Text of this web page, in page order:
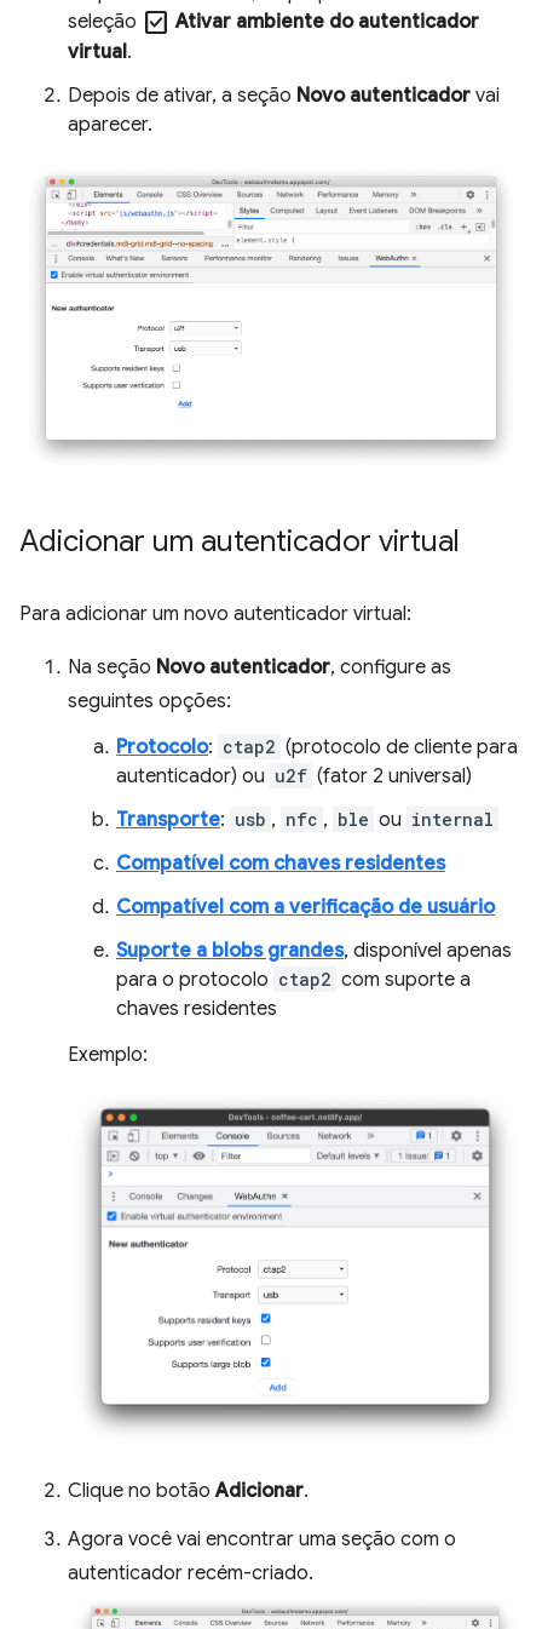
seleção check_box Ativar ambiente do autenticador
virtual.
Depois de ativar, a seção Novo autenticador vai
aparecer.
Adicionar um autenticador virtual
Para adicionar um novo autenticador virtual:
Na seção Novo autenticador, configure as
seguintes opções:
Protocolo: ctap2 (protocolo de cliente para
autenticador) ou u2f (fator 2 universal)
Transporte: usb , nfc , ble ou internal
Compatível com chaves residentes
Compatível com a verificação de usuário
Suporte a blobs grandes, disponível apenas
para o protocolo ctap2 com suporte a
chaves residentes
Exemplo:
Clique no botãoAdicionar.
Agora você vai encontrar uma seção com o
autenticador recém-criado.